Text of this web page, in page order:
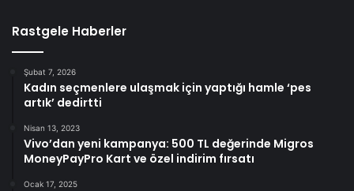
Rastgele Haberler
Şubat 7, 2026
Kadın seçmenlere ulaşmak için yaptığı hamle ‘pes
artık’ dedirtti
Nisan 13, 2023
Vivo’dan yeni kampanya: 500 TL değerinde Migros
MoneyPayPro Kart ve özel indirim fırsatı
Ocak 17, 2025